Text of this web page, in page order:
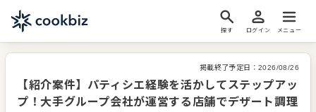
探す ログイン メニュー
掲載終了予定日： 2026/08/26
【紹介案件】パティシエ経験を活かしてステップアッ
プ！大手グループ会社が運営する店舗でデザート調理